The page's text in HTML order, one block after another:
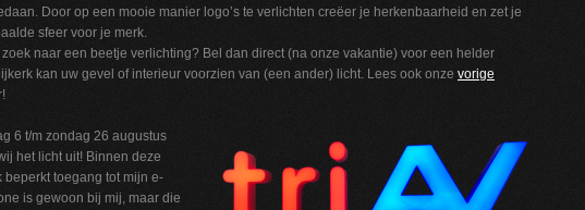
Door op een mooie manier logo’s te verlichten creëer je herkenbaarheid en zet je
sfeer voor je merk.
zoek naar een beetje verlichting? Bel dan direct (na onze vakantie) voor een helder
kan uw gevel of interieur voorzien van (een ander) licht. Lees ook onze vorige
6 t/m zondag 26 augustus
het licht uit! Binnen deze
beperkt toegang tot mijn e-
is gewoon bij mij, maar die